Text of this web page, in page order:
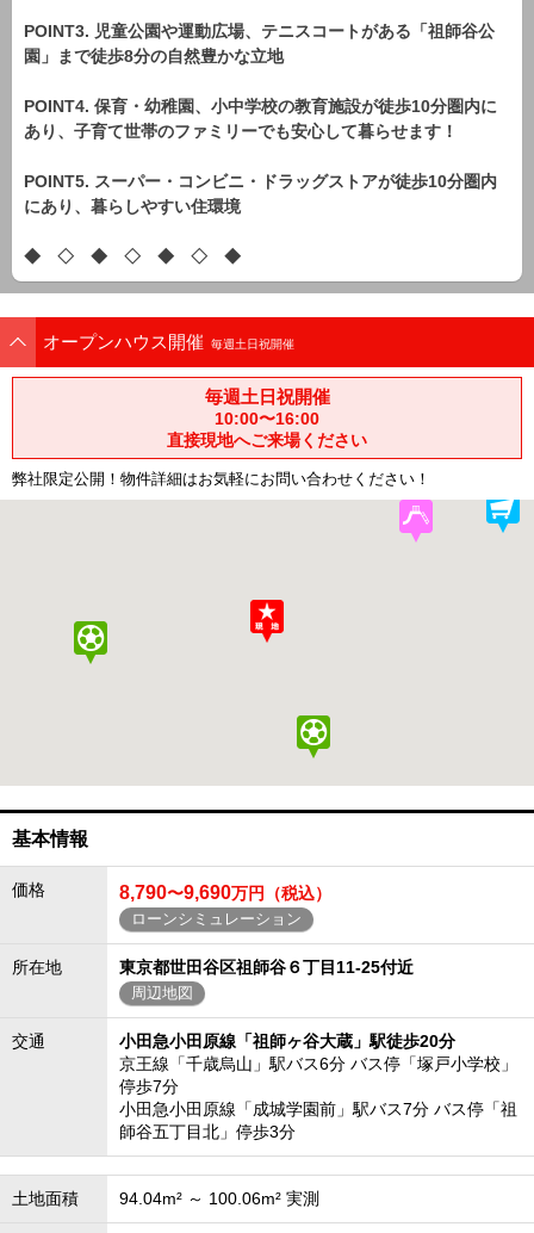
POINT3. 児童公園や運動広場、テニスコートがある「祖師谷公
園」まで徒歩8分の自然豊かな立地
POINT4. 保育・幼稚園、小中学校の教育施設が徒歩10分圏内に
あり、子育て世帯のファミリーでも安心して暮らせます！
POINT5. スーパー・コンビニ・ドラッグストアが徒歩10分圏内
にあり、暮らしやすい住環境
◆ ◇ ◆ ◇ ◆ ◇ ◆
オープンハウス開催 毎週土日祝開催
毎週土日祝開催
10:00〜16:00
直接現地へご来場ください
弊社限定公開！物件詳細はお気軽にお問い合わせください！
基本情報
価格 8,790〜9,690万円（税込）
ローンシミュレーション
所在地 東京都世田谷区祖師谷６丁目11-25付近
周辺地図
交通
小田急小田原線「祖師ヶ谷大蔵」駅徒歩20分
京王線「千歳烏山」駅バス6分 バス停「塚戸小学校」
停歩7分
小田急小田原線「成城学園前」駅バス7分 バス停「祖
師谷五丁目北」停歩3分
土地面積 94.04m² ～ 100.06m² 実測